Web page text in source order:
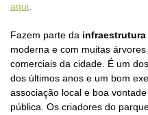
aqui
Fazem parte da infraestrutura
moderna e com muitas
comerciais da cidade. É um
dos últimos anos e um bom
associação local e boa
pública. Os criadores do